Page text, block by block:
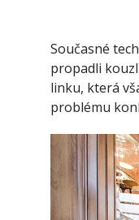
Současné
propadli
linku, která
problému